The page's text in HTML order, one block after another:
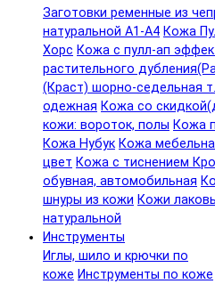
Заготовки ременные из
натуральной А1-А4 Кожа
Хорс Кожа с пулл-ап
растительного
(Краст) шорно-седельная
одежная Кожа со
кожи: вороток, полы Кожа
Кожа Нубук Кожа
цвет Кожа с тиснением
обувная, автомобильная
шнуры из кожи Кожи
натуральной
Инструменты
Иглы, шило и крючки по
коже Инструменты по коже